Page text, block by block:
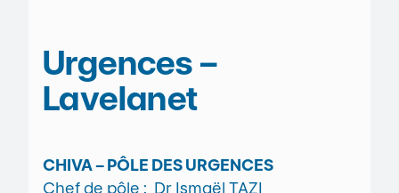
Urgences –
Lavelanet
CHIVA – PÔLE DES URGENCES
Chef de pôle : Dr Ismaël TAZI